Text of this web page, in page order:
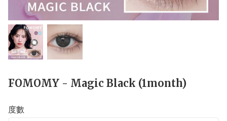
FOMOMY - Magic Black (1month)
度數